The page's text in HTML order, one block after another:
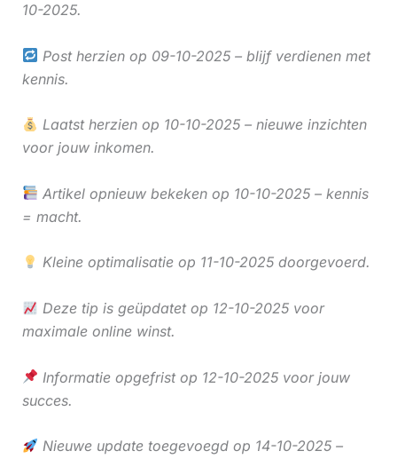
10-2025.
Post herzien op 09-10-2025 – blijf verdienen met
kennis.
Laatst herzien op 10-10-2025 – nieuwe inzichten
voor jouw inkomen.
Artikel opnieuw bekeken op 10-10-2025 – kennis
= macht.
Kleine optimalisatie op 11-10-2025 doorgevoerd.
Deze tip is geüpdatet op 12-10-2025 voor
maximale online winst.
Informatie opgefrist op 12-10-2025 voor jouw
succes.
Nieuwe update toegevoegd op 14-10-2025 –